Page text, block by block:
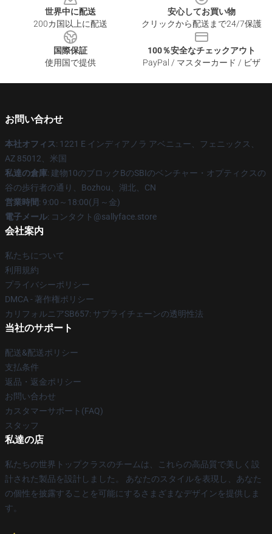
世界中に配送
200カ国以上に配送
安心してお買い物
クリックから配送まで24/7保護
国際保証
使用国で提供
100％安全なチェックアウト
PayPal / マスターカード / ビザ
お問い合わせ
本社オフィス: 1221 E インディアノラ アベニュー、フェニックス、
AZ 85012、米国
私達の倉庫: 建物10のブロックBのSBIのベンチャー・オプティクスの
谷の歩行者の通り、Bozhou、湖北、CN
営業時間: 9:00～18:00(月～金)
電子メール: コンタクト@sallyface.store
会社案内
私たちについて
利用規約
プライバシーポリシー
DMCA - 著作権ポリシー
カリフォルニアSB657: サプライチェーンの透明性法
当社のサポート
配送&配送ポリシー
支払条件
返品・返金ポリシー
お問い合わせ
カスタマーサポート(FAQ)
スタッフ
私達の店
私たちの世界トップクラスのチームは、これらの高品質で美しく設
計された製品を設計しました。 あなたのスタイルを表現し、あなた
の個性を披露することを可能にするさまざまなデザインを提供しま
す。